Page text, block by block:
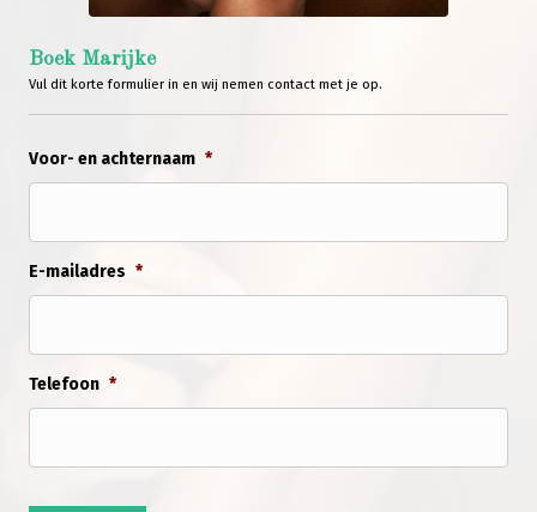
Boek Marijke
Vul dit korte formulier in en wij nemen contact met je op.
Voor- en achternaam *
E-mailadres *
Telefoon *